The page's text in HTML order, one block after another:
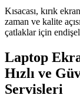
Kısacası, kırık
zaman ve kalite
çatlaklar için
Laptop
Hızlı ve
Servisleri